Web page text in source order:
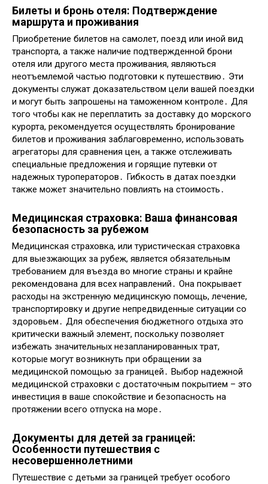
Билеты и бронь отеля: Подтверждение
маршрута и проживания
Приобретение билетов на самолет, поезд или иной вид
транспорта, а также наличие подтвержденной брони
отеля или другого места проживания, являються
неотъемлемой частью подготовки к путешествию․ Эти
документы служат доказательством цели вашей поездки
и могут быть запрошены на таможенном контроле․ Для
того чтобы как не переплатить за доставку до морского
курорта, рекомендуется осуществлять бронирование
билетов и проживания заблаговременно, использовать
агрегаторы для сравнения цен, а также отслеживать
специальные предложения и горящие путевки от
надежных туроператоров․ Гибкость в датах поездки
также может значительно повлиять на стоимость․
Медицинская страховка: Ваша финансовая
безопасность за рубежом
Медицинская страховка, или туристическая страховка
для выезжающих за рубеж, является обязательным
требованием для въезда во многие страны и крайне
рекомендована для всех направлений․ Она покрывает
расходы на экстренную медицинскую помощь, лечение,
транспортировку и другие непредвиденные ситуации со
здоровьем․ Для обеспечения бюджетного отдыха это
критически важный элемент, поскольку позволяет
избежать значительных незапланированных трат,
которые могут возникнуть при обращении за
медицинской помощью за границей․ Выбор надежной
медицинской страховки с достаточным покрытием – это
инвестиция в ваше спокойствие и безопасность на
протяжении всего отпуска на море․
Документы для детей за границей:
Особенности путешествия с
несовершеннолетними
Путешествие с детьми за границей требует особого